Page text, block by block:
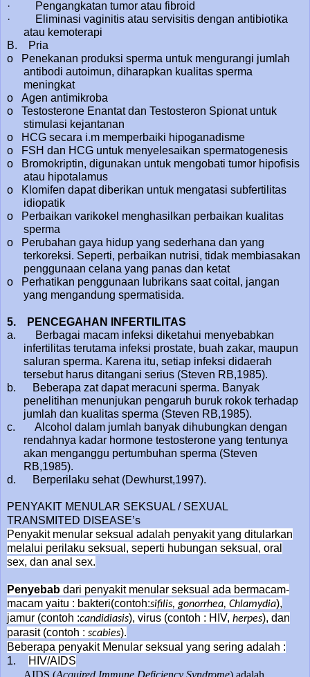
· Pengangkatan tumor atau fibroid
· Eliminasi vaginitis atau servisitis dengan antibiotika
atau kemoterapi
B. Pria
o Penekanan produksi sperma untuk mengurangi jumlah
antibodi autoimun, diharapkan kualitas sperma
meningkat
o Agen antimikroba
o Testosterone Enantat dan Testosteron Spionat untuk
stimulasi kejantanan
o HCG secara i.m memperbaiki hipoganadisme
o FSH dan HCG untuk menyelesaikan spermatogenesis
o Bromokriptin, digunakan untuk mengobati tumor hipofisis
atau hipotalamus
o Klomifen dapat diberikan untuk mengatasi subfertilitas
idiopatik
o Perbaikan varikokel menghasilkan perbaikan kualitas
sperma
o Perubahan gaya hidup yang sederhana dan yang
terkoreksi. Seperti, perbaikan nutrisi, tidak membiasakan
penggunaan celana yang panas dan ketat
o Perhatikan penggunaan lubrikans saat coital, jangan
yang mengandung spermatisida.
5.
PENCEGAHAN INFERTILITAS
a. Berbagai macam infeksi diketahui menyebabkan
infertilitas terutama infeksi prostate, buah zakar, maupun
saluran sperma. Karena itu, setiap infeksi didaerah
tersebut harus ditangani serius (Steven RB,1985).
b. Beberapa zat dapat meracuni sperma. Banyak
penelitihan menunjukan pengaruh buruk rokok terhadap
jumlah dan kualitas sperma (Steven RB,1985).
c. Alcohol dalam jumlah banyak dihubungkan dengan
rendahnya kadar hormone testosterone yang tentunya
akan menganggu pertumbuhan sperma (Steven
RB,1985).
d. Berperilaku sehat (Dewhurst,1997).
PENYAKIT MENULAR SEKSUAL / SEXUAL
TRANSMITED DISEASE’s
Penyakit menular seksual adalah penyakit yang ditularkan
melalui perilaku seksual, seperti hubungan seksual, oral
sex, dan anal sex.
Penyebab dari penyakit menular seksual ada bermacam-
macam yaitu : bakteri(contoh:sifilis, gonorrhea, Chlamydia),
jamur (contoh :candidiasis), virus (contoh : HIV, herpes), dan
parasit (contoh : scabies).
Beberapa penyakit Menular seksual yang sering adalah :
1.
HIV/AIDS
AIDS (Acquired Immune Deficiency Syndrome) adalah